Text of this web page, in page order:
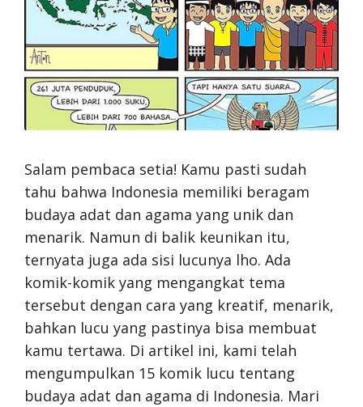
Salam pembaca setia! Kamu pasti sudah
tahu bahwa Indonesia memiliki beragam
budaya adat dan agama yang unik dan
menarik. Namun di balik keunikan itu,
ternyata juga ada sisi lucunya lho. Ada
komik-komik yang mengangkat tema
tersebut dengan cara yang kreatif, menarik,
bahkan lucu yang pastinya bisa membuat
kamu tertawa. Di artikel ini, kami telah
mengumpulkan 15 komik lucu tentang
budaya adat dan agama di Indonesia. Mari